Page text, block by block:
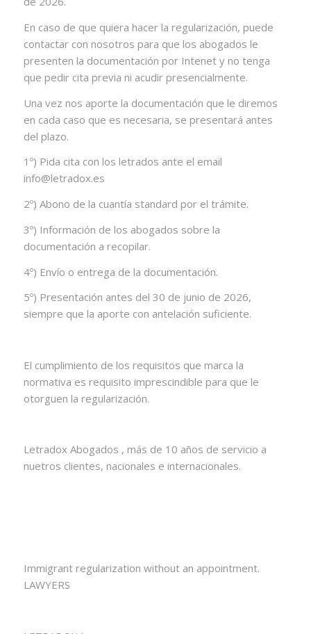
En caso de que quiera hacer la regularización, puede
contactar con nosotros para que los abogados le
presenten la documentación por Intenet y no tenga
que pedir cita previa ni acudir presencialmente.
Una vez nos aporte la documentación que le diremos
en cada caso que es necesaria, se presentará antes
del plazo.
1º) Pida cita con los letrados ante el email
info@letradox.es
2º) Abono de la cuantía standard por el trámite.
3º) Información de los abogados sobre la
documentación a recopilar.
4º) Envío o entrega de la documentación.
5º) Presentación antes del 30 de junio de 2026,
siempre que la aporte con antelación suficiente.
El cumplimiento de los requisitos que marca la
normativa es requisito imprescindible para que le
otorguen la regularización.
Letradox Abogados , más de 10 años de servicio a
nuetros clientes, nacionales e internacionales.
Immigrant regularization without an appointment.
LAWYERS